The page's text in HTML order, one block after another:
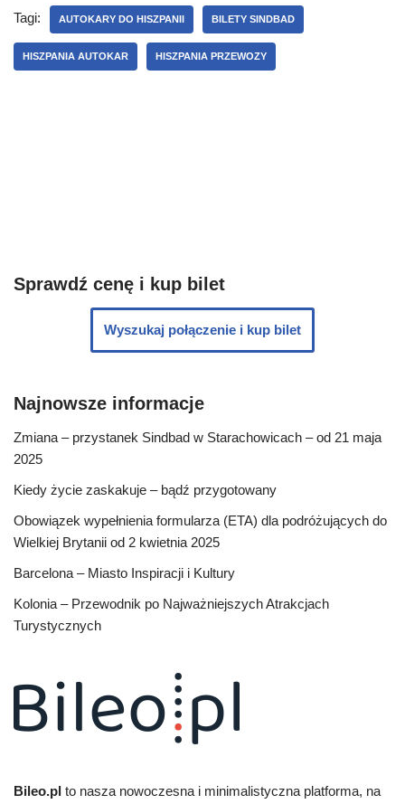
Tagi: AUTOKARY DO HISZPANII BILETY SINDBAD
HISZPANIA AUTOKAR HISZPANIA PRZEWOZY
Sprawdź cenę i kup bilet
Wyszukaj połączenie i kup bilet
Najnowsze informacje
Zmiana – przystanek Sindbad w Starachowicach – od 21 maja
2025
Kiedy życie zaskakuje – bądź przygotowany
Obowiązek wypełnienia formularza (ETA) dla podróżujących do
Wielkiej Brytanii od 2 kwietnia 2025
Barcelona – Miasto Inspiracji i Kultury
Kolonia – Przewodnik po Najważniejszych Atrakcjach
Turystycznych
Bileo.pl to nasza nowoczesna i minimalistyczna platforma, na